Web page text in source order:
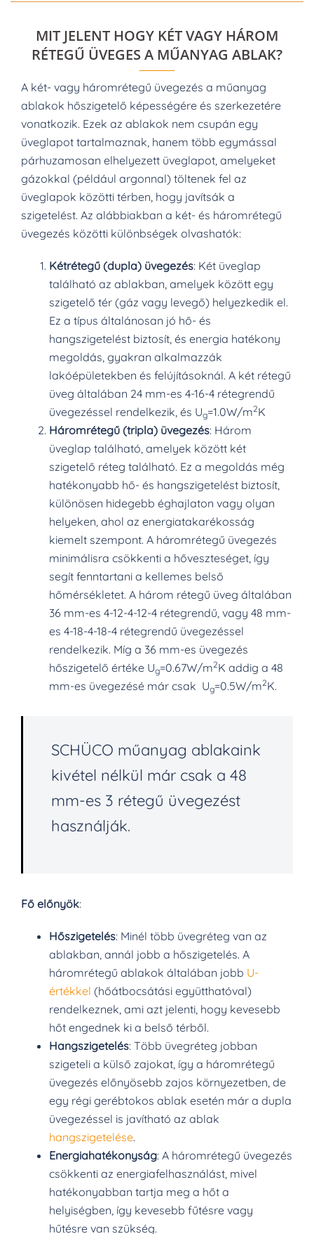
MIT JELENT HOGY KÉT VAGY HÁROM
RÉTEGŰ ÜVEGES A MŰANYAG ABLAK?
A két- vagy háromrétegű üvegezés a műanyag
ablakok hőszigetelő képességére és szerkezetére
vonatkozik. Ezek az ablakok nem csupán egy
üveglapot tartalmaznak, hanem több egymással
párhuzamosan elhelyezett üveglapot, amelyeket
gázokkal (például argonnal) töltenek fel az
üveglapok közötti térben, hogy javítsák a
szigetelést. Az alábbiakban a két- és háromrétegű
üvegezés közötti különbségek olvashatók:
Kétrétegű (dupla) üvegezés: Két üveglap
található az ablakban, amelyek között egy
szigetelő tér (gáz vagy levegő) helyezkedik el.
Ez a típus általánosan jó hő- és
hangszigetelést biztosít, és energia hatékony
megoldás, gyakran alkalmazzák
lakóépületekben és felújításoknál. A két rétegű
üveg általában 24 mm-es 4-16-4 rétegrendű
üvegezéssel rendelkezik, és Ug=1.0W/m2K
Háromrétegű (tripla) üvegezés: Három
üveglap található, amelyek között két
szigetelő réteg található. Ez a megoldás még
hatékonyabb hő- és hangszigetelést biztosít,
különösen hidegebb éghajlaton vagy olyan
helyeken, ahol az energiatakarékosság
kiemelt szempont. A háromrétegű üvegezés
minimálisra csökkenti a hőveszteséget, így
segít fenntartani a kellemes belső
hőmérsékletet. A három rétegű üveg általában
36 mm-es 4-12-4-12-4 rétegrendű, vagy 48 mm-
es 4-18-4-18-4 rétegrendű üvegezéssel
rendelkezik. Míg a 36 mm-es üvegezés
hőszigetelő értéke Ug=0.67W/m2K addig a 48
mm-es üvegezésé már csak Ug=0.5W/m2K.
SCHÜCO műanyag ablakaink
kivétel nélkül már csak a 48
mm-es 3 rétegű üvegezést
használják.
Fő előnyök:
Hőszigetelés: Minél több üvegréteg van az
ablakban, annál jobb a hőszigetelés. A
háromrétegű ablakok általában jobb U-
értékkel (hőátbocsátási együtthatóval)
rendelkeznek, ami azt jelenti, hogy kevesebb
hőt engednek ki a belső térből.
Hangszigetelés: Több üvegréteg jobban
szigeteli a külső zajokat, így a háromrétegű
üvegezés előnyösebb zajos környezetben, de
egy régi gerébtokos ablak esetén már a dupla
üvegezéssel is javítható az ablak
hangszigetelése.
Energiahatékonyság: A háromrétegű üvegezés
csökkenti az energiafelhasználást, mivel
hatékonyabban tartja meg a hőt a
helyiségben, így kevesebb fűtésre vagy
hűtésre van szükség.